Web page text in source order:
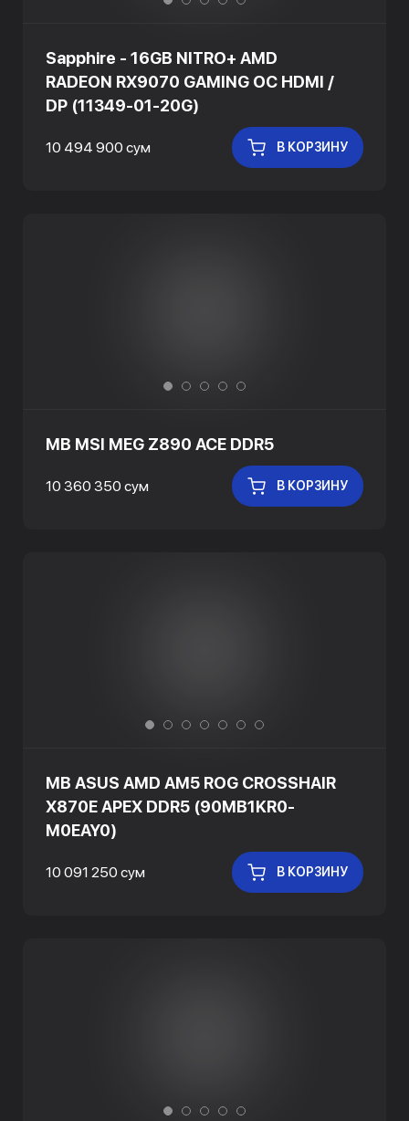
Sapphire - 16GB NITRO+ AMD
RADEON RX9070 GAMING OC HDMI /
DP (11349-01-20G)
10 494 900 сум В КОРЗИНУ
MB MSI MEG Z890 ACE DDR5
10 360 350 сум В КОРЗИНУ
MB ASUS AMD AM5 ROG CROSSHAIR
X870E APEX DDR5 (90MB1KR0-
M0EAY0)
10 091 250 сум В КОРЗИНУ